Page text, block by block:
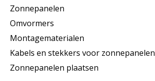
Zonnepanelen
Omvormers
Montagematerialen
Kabels en stekkers voor zonnepanelen
Zonnepanelen plaatsen